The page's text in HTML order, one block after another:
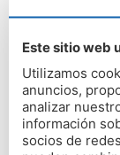
Este sitio web
Utilizamos
anuncios,
analizar
información
socios de